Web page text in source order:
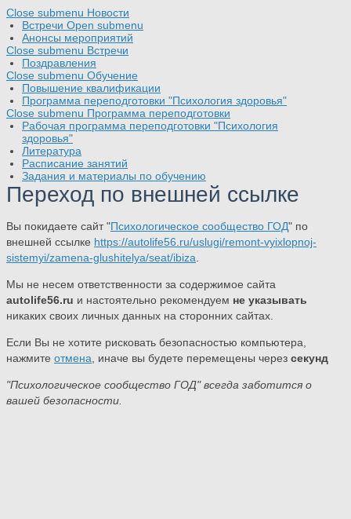
Close submenu Новости
Встречи Open submenu
Анонсы мероприятий
Close submenu Встречи
Поздравления
Close submenu Обучение
Повышение квалификации
Программа переподготовки "Психология здоровья"
Close submenu Программа переподготовки
Рабочая программа переподготовки "Психология
здоровья"
Литература
Расписание занятий
Задания и материалы по обучению
Переход по внешней ссылке
Вы покидаете сайт "Психологическое сообщество ГОД" по
внешней ссылке https://autolife56.ru/uslugi/remont-vyixlopnoj-
sistemyi/zamena-glushitelya/seat/ibiza
Мы не несем ответственности за содержимое сайта
autolife56.ru и настоятельно рекомендуем не указывать
никаких своих личных данных на сторонних сайтах.
Если Вы не хотите рисковать безопасностью компьютера,
нажмите отмена , иначе вы будете перемещены через секунд
"Психологическое сообщество ГОД" всегда заботится о
вашей безопасности.